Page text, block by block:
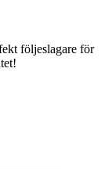
följeslagare för